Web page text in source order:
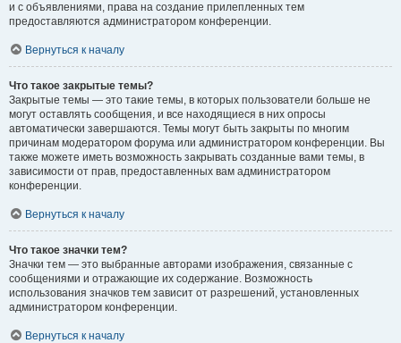
и с объявлениями, права на создание прилепленных тем
предоставляются администратором конференции.
Вернуться к началу
Что такое закрытые темы?
Закрытые темы — это такие темы, в которых пользователи больше не
могут оставлять сообщения, и все находящиеся в них опросы
автоматически завершаются. Темы могут быть закрыты по многим
причинам модератором форума или администратором конференции. Вы
также можете иметь возможность закрывать созданные вами темы, в
зависимости от прав, предоставленных вам администратором
конференции.
Вернуться к началу
Что такое значки тем?
Значки тем — это выбранные авторами изображения, связанные с
сообщениями и отражающие их содержание. Возможность
использования значков тем зависит от разрешений, установленных
администратором конференции.
Вернуться к началу